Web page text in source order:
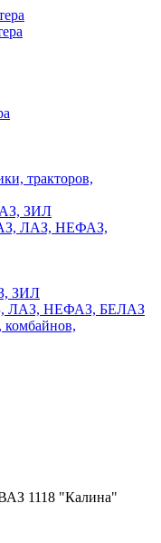
тракторов,
ЗИЛ
ЛАЗ, НЕФАЗ,
ЗИЛ
ЛАЗ, НЕФАЗ, БЕЛАЗ
комбайнов,
1118 "Калина"